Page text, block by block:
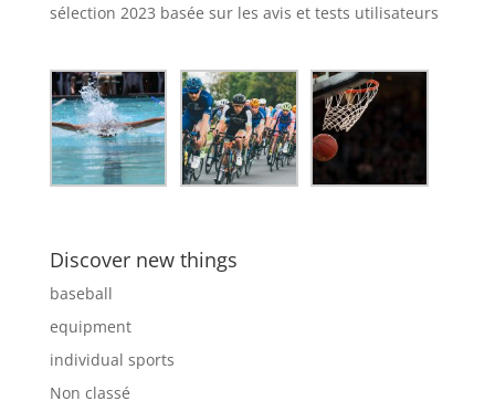
sélection 2023 basée sur les avis et tests utilisateurs
Discover new things
baseball
equipment
individual sports
Non classé